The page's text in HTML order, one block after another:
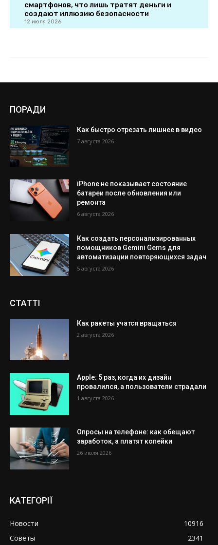
ПОРАДИ
Как быстро отрезать лишнее в видео
7 августа 2026
iPhone не показывает состояние
батареи после обновления или
ремонта
6 августа 2026
Как создать персонализированных
помощников Gemini Gems для
автоматизации повторяющихся задач
5 августа 2026
СТАТТІ
Как ракеты учатся вращаться
2 августа 2026
Apple: 5 раз, когда их дизайн
провалился, а пользователи страдали
1 августа 2026
Опросы на телефоне: как обещают
заработок, а платят копейки
26 июля 2026
КАТЕГОРІЇ
Новости
10916
Советы
2341